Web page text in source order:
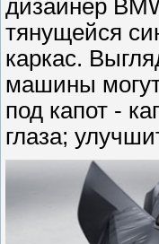
дизайнер
тянущейся
каркас.
машины
под капот -
глаза;